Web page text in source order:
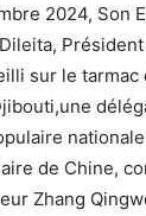
2024, Son
Président
sur le tarmac
de Chine,
Zhang